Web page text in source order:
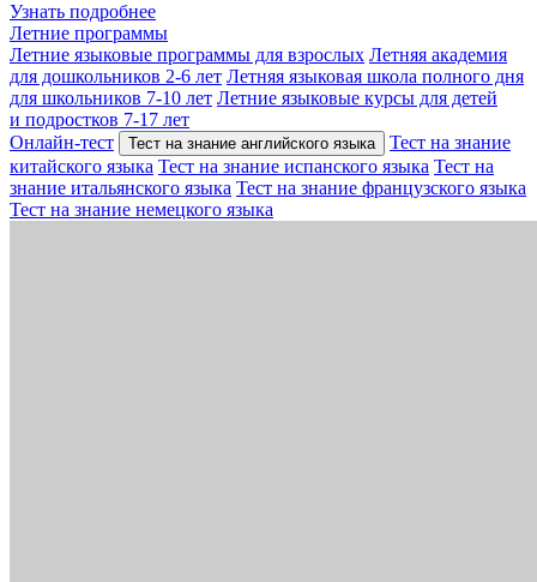
Узнать подробнее
Летние программы
Летние языковые программы для взрослых Летняя академия
для дошкольников 2-6 лет Летняя языковая школа полного дня
для школьников 7-10 лет Летние языковые курсы для детей
и подростков 7-17 лет
Онлайн-тест
Тест на знание английского языка
Тест на знание
китайского языка Тест на знание испанского языка Тест на
знание итальянского языка Тест на знание французского языка
Тест на знание немецкого языка